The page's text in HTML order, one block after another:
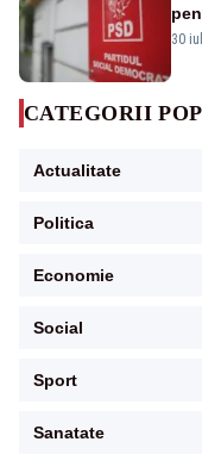
30
CATEGORII
Actualitate
Politica
Economie
Social
Sport
Sanatate